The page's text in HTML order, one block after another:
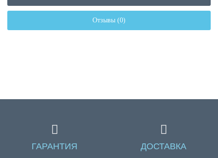
Отзывы (0)
ГАРАНТИЯ ДОСТАВКА